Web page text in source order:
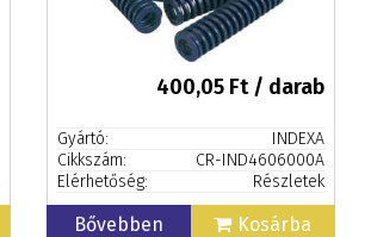
400,05Ft / darab
Gyártó:
INDEXA
Cikkszám:
CR-IND4606000A
Elérhetőség:
Részletek
Bővebben Kosárba